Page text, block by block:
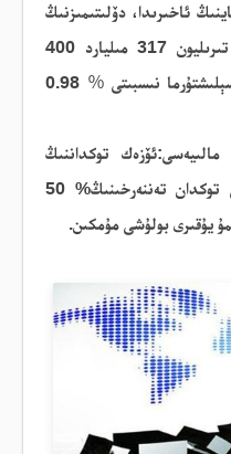
ئاخىرىدا، دۆلىتىمىزنىڭ
تاشقى پېرېۋوت زاپاس كۆلىمى 3 تىرىليون 317 مىليارد 400
نىسبىتى ％
مالىيەسى:ئۆزەك توكداننىڭ
يادرولۇق دىتالى بولۇپ، تەننەرخى توكدان تەننەرخىنىڭ% 50
يۇقىرى بولۇشى مۇمكىن.